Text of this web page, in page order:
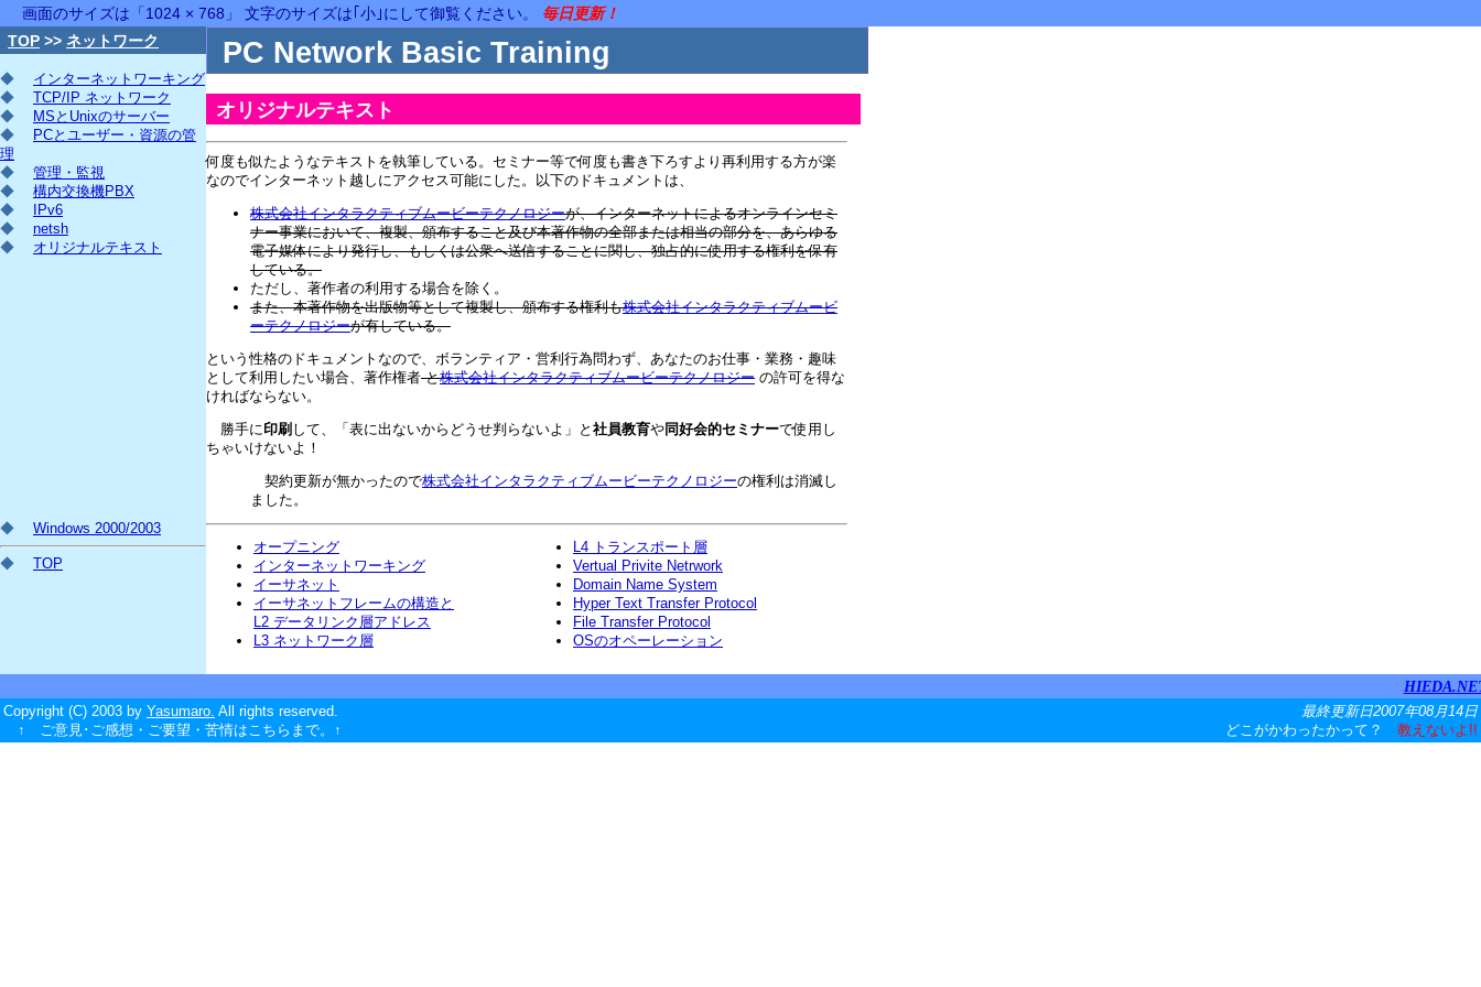
画面のサイズは「1024 × 768」 文字のサイズは｢小｣にして御覧ください。 毎日更新！
TOP >> ネットワーク
◆
インターネットワーキング
◆
TCP/IP ネットワーク
◆
MSとUnixのサーバー
◆
PCとユーザー・資源の管
理
◆
管理・監視
◆
構内交換機PBX
◆
IPv6
◆
netsh
◆
オリジナルテキスト
◆ Windows 2000/2003
◆ TOP
PC Network Basic Training
オリジナルテキスト
何度も似たようなテキストを執筆している。セミナー等で何度も書き下ろすより再利用する方が楽
なのでインターネット越しにアクセス可能にした。以下のドキュメントは、
株式会社インタラクティブムービーテクノロジーが、インターネットによるオンラインセミ
ナー事業において、複製、頒布すること及び本著作物の全部または相当の部分を、あらゆる
電子媒体により発行し、もしくは公衆へ送信することに関し、独占的に使用する権利を保有
している。
ただし、著作者の利用する場合を除く。
また、本著作物を出版物等として複製し、頒布する権利も株式会社インタラクティブムービ
ーテクノロジーが有している。
という性格のドキュメントなので、ボランティア・営利行為問わず、あなたのお仕事・業務・趣味
として利用したい場合、著作権者と株式会社インタラクティブムービーテクノロジー の許可を得な
ければならない。
勝手に印刷 して、「表に出ないからどうせ判らないよ」と 社員教育や同好会的セミナーで使用し
ちゃいけないよ！
契約更新が無かったので株式会社インタラクティブムービーテクノロジーの権利は消滅し
ました。
オープニング
インターネットワーキング
イーサネット
イーサネットフレームの構造と
L2 データリンク層アドレス
L3 ネットワーク層
L4 トランスポート層
Vertual Privite Netrwork
Domain Name System
Hyper Text Transfer Protocol
File Transfer Protocol
OSのオペーレーション
Copyright (C) 2003 by Yasumaro. All rights reserved.
↑ ご意見･ご感想・ご要望・苦情はこちらまで。↑
最終更新日2007年08月14日
どこがかわったかって？ 教えないよ!!